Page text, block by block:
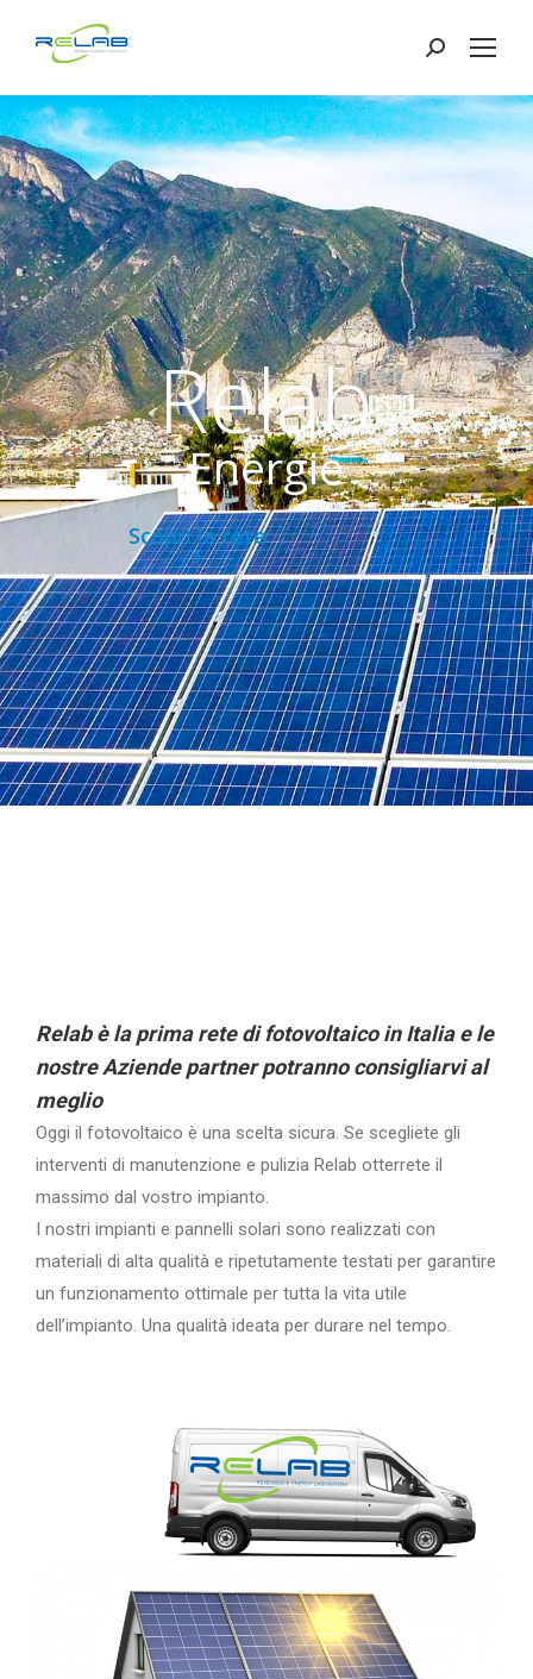
Search:
Relab
Energie
Scopri la rete
Relab è la prima rete di fotovoltaico in Italia e le
nostre Aziende partner potranno consigliarvi al
meglio
Oggi il fotovoltaico è una scelta sicura. Se scegliete gli
interventi di manutenzione e pulizia Relab otterrete il
massimo dal vostro impianto.
I nostri impianti e pannelli solari sono realizzati con
materiali di alta qualità e ripetutamente testati per garantire
un funzionamento ottimale per tutta la vita utile
dell’impianto. Una qualità ideata per durare nel tempo.